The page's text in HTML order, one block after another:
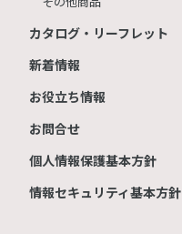
カタログ・リーフレット
新着情報
お役立ち情報
お問合せ
個人情報保護基本方針
情報セキュリティ基本方針